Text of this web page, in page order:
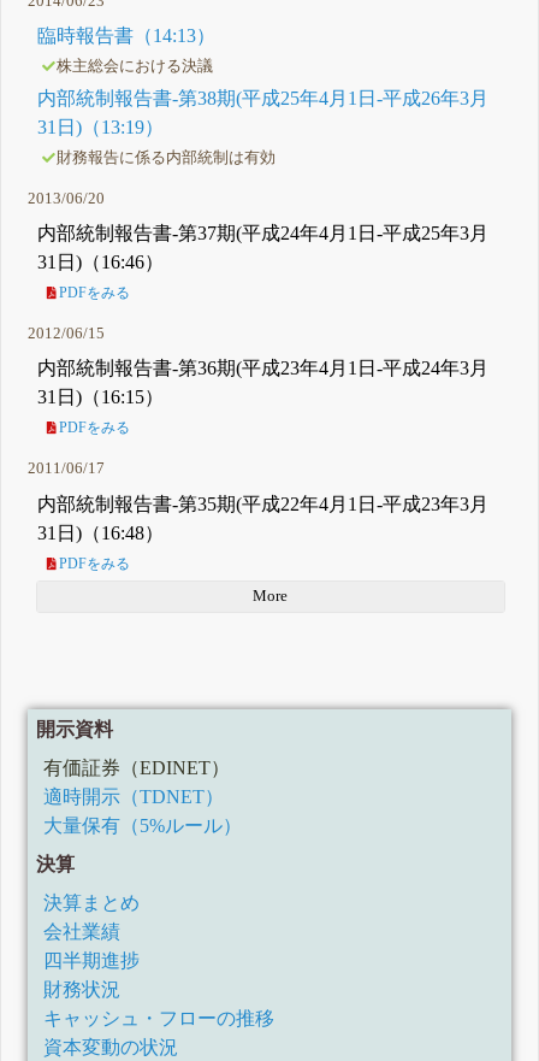
臨時報告書（14:13）
株主総会における決議
内部統制報告書-第38期(平成25年4月1日-平成26年3月
31日)（13:19）
財務報告に係る内部統制は有効
2013/06/20
内部統制報告書-第37期(平成24年4月1日-平成25年3月
31日)（16:46）
PDFをみる
2012/06/15
内部統制報告書-第36期(平成23年4月1日-平成24年3月
31日)（16:15）
PDFをみる
2011/06/17
内部統制報告書-第35期(平成22年4月1日-平成23年3月
31日)（16:48）
PDFをみる
More
開示資料
有価証券（EDINET）
適時開示（TDNET）
大量保有（5%ルール）
決算
決算まとめ
会社業績
四半期進捗
財務状況
キャッシュ・フローの推移
資本変動の状況